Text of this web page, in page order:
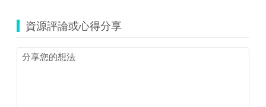
腔.pdf
圖)
第
資源評論或心得分享